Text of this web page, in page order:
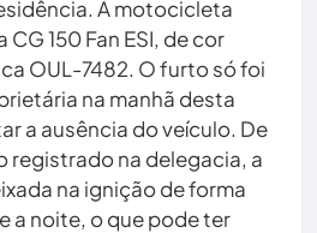
A motocicleta
150 Fan ESI, de cor
OUL-7482. O furto só foi
na manhã desta
a ausência do veículo. De
registrado na delegacia, a
na ignição de forma
a noite, o que pode ter